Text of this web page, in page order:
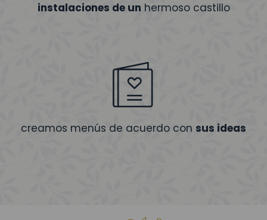
instalaciones de un hermoso castillo
creamos menús de acuerdo con sus ideas